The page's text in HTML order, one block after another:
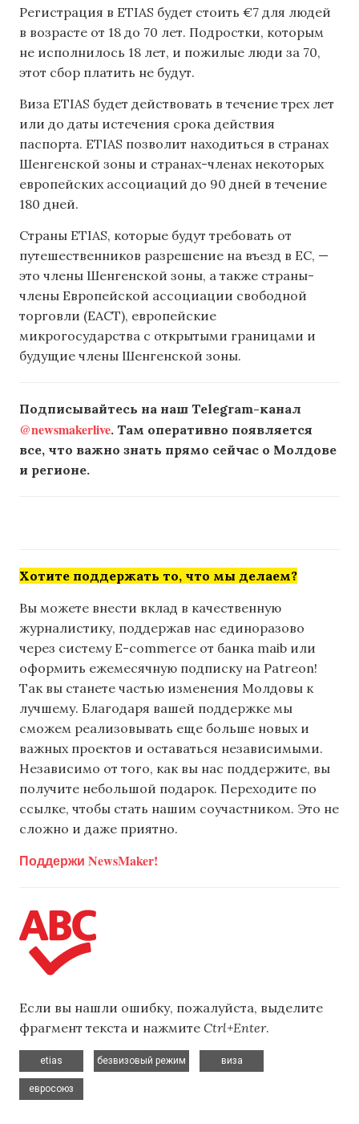
Регистрация в ETIAS будет стоить €7 для людей
в возрасте от 18 до 70 лет. Подростки, которым
не исполнилось 18 лет, и пожилые люди за 70,
этот сбор платить не будут.
Виза ETIAS будет действовать в течение трех лет
или до даты истечения срока действия
паспорта. ETIAS позволит находиться в странах
Шенгенской зоны и странах-членах некоторых
европейских ассоциаций до 90 дней в течение
180 дней.
Страны ETIAS, которые будут требовать от
путешественников разрешение на въезд в ЕС, —
это члены Шенгенской зоны, а также страны-
члены Европейской ассоциации свободной
торговли (ЕАСТ), европейские
микрогосударства с открытыми границами и
будущие члены Шенгенской зоны.
Подписывайтесь на наш Telegram-канал
@newsmakerlive. Там оперативно появляется
все, что важно знать прямо сейчас о Молдове
и регионе.
Хотите поддержать то, что мы делаем?
Вы можете внести вклад в качественную
журналистику, поддержав нас единоразово
через систему E-commerce от банка maib или
оформить ежемесячную подписку на Patreon!
Так вы станете частью изменения Молдовы к
лучшему. Благодаря вашей поддержке мы
сможем реализовывать еще больше новых и
важных проектов и оставаться независимыми.
Независимо от того, как вы нас поддержите, вы
получите небольшой подарок. Переходите по
ссылке, чтобы стать нашим соучастником. Это не
сложно и даже приятно.
Поддержи NewsMaker!
Если вы нашли ошибку, пожалуйста, выделите
фрагмент текста и нажмите Ctrl+Enter.
etias
безвизовый режим
виза
евросоюз